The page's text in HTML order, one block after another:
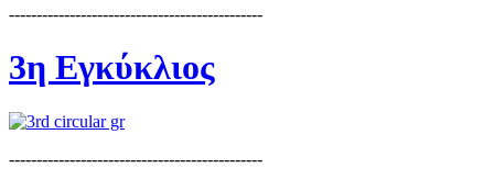
----------------------------------------------
3η Εγκύκλιος
----------------------------------------------